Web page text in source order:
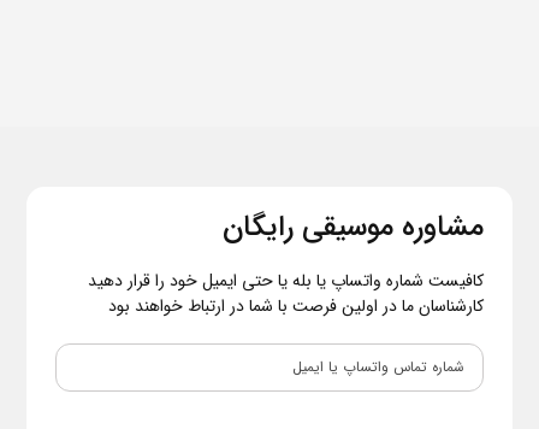
مشاوره موسیقی رایگان
کافیست شماره واتساپ یا بله یا حتی ایمیل خود را قرار دهید
کارشناسان ما در اولین فرصت با شما در ارتباط خواهند بود